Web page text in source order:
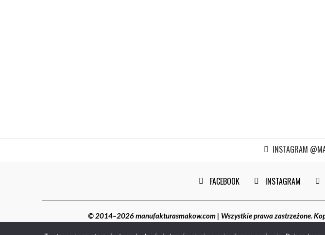
INSTAGRAM
FACEBOOK INSTAGRAM
© 2014–2026 manufakturasmakow.com | Wszystkie prawa zastrzeżone.